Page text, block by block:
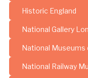
Historic England
National Gallery
National Museums
National Railway